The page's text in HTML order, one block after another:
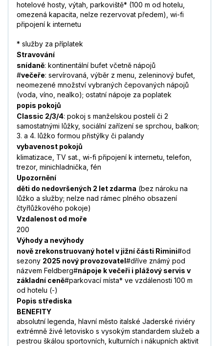
hotelové hosty, výtah, parkoviště* (100 m od hotelu,
omezená kapacita, nelze rezervovat předem), wi-fi
připojení k internetu
* služby za příplatek
Stravování
snídaně: kontinentální bufet včetně nápojů
#večeře: servírovaná, výběr z menu, zeleninový bufet,
neomezené množství vybraných čepovaných nápojů
(voda, víno, nealko); ostatní nápoje za poplatek
popis pokojů
Classic 2/3/4: pokoj s manželskou postelí či 2
samostatnými lůžky, sociální zařízení se sprchou, balkon;
3. a 4. lůžko formou přistýlky či palandy
vybavenost pokojů
klimatizace, TV sat., wi-fi připojení k internetu, telefon,
trezor, minichladnička, fén
Upozornění
děti do nedovršených 2 let zdarma (bez nároku na
lůžko a služby; nelze nad rámec plného obsazení
čtyřlůžkového pokoje)
Vzdalenost od moře
200
Výhody a nevýhody
nově zrekonstruovaný hotel v jižní části Rimini#od
sezony 2025 nový provozovatel#dříve známý pod
názvem Feldberg#nápoje k večeři i plážový servis v
základní ceně#parkovací místa* ve vzdálenosti 100 m
od hotelu (-)
Popis střediska
BENEFITY
absolutní legenda, hlavní město italské Jaderské riviéry
extrémně živé letovisko s vysokým standardem služeb a
pestrou škálou sportovních, kulturních i nákupních aktivit